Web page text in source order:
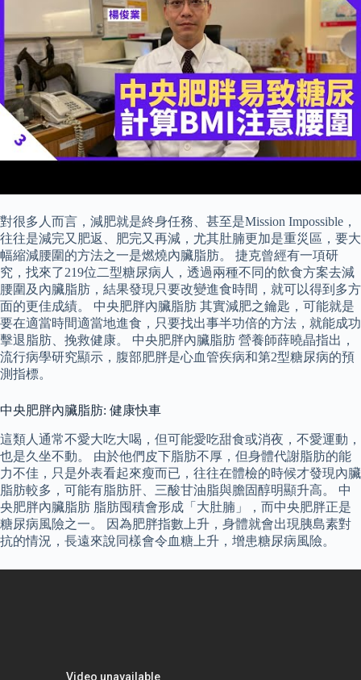
對很多人而言，減肥就是終身任務、甚至是Mission Impossible，
往往是減完又肥返、肥完又再減，尤其肚腩更加是重災區，要大
幅縮減腰圍的方法之一是燃燒內臟脂肪。 捷克曾經有一項研
究，找來了219位二型糖尿病人，透過兩種不同的飲食方案去減
腰圍及內臟脂肪，結果發現只要改變進食時間，就可以得到多方
面的更佳成績。 中央肥胖內臟脂肪 其實減肥之鑰匙，可能就是
要在適當時間適當地進食，只要找出事半功倍的方法，就能成功
擊退脂肪、挽救健康。 中央肥胖內臟脂肪 營養師薛曉晶指出，
流行病學研究顯示，腹部肥胖是心血管疾病和第2型糖尿病的預
測指標。
中央肥胖內臟脂肪: 健康快車
這類人通常不愛大吃大喝，但可能愛吃甜食或消夜，不愛運動，
也是久坐不動。 由於他們皮下脂肪不厚，但身體代謝脂肪的能
力不佳，只是外表看起來瘦而已，往往在體檢的時候才發現內臟
脂肪較多，可能有脂肪肝、三酸甘油脂與膽固醇明顯升高。 中
央肥胖內臟脂肪 脂肪囤積會形成「大肚腩」，而中央肥胖正是
糖尿病風險之一。 因為肥胖指數上升，身體就會出現胰島素對
抗的情況，長遠來說同樣會令血糖上升，增患糖尿病風險。